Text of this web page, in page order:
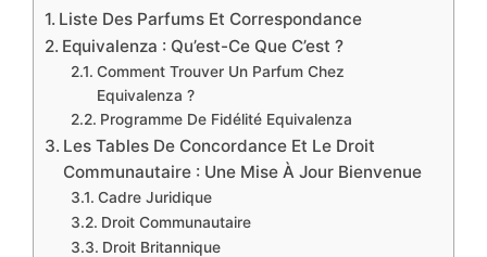
Liste Des Parfums Et Correspondance
Equivalenza : Qu’est-Ce Que C’est ?
Comment Trouver Un Parfum Chez
Equivalenza ?
Programme De Fidélité Equivalenza
Les Tables De Concordance Et Le Droit
Communautaire : Une Mise À Jour Bienvenue
Cadre Juridique
Droit Communautaire
Droit Britannique